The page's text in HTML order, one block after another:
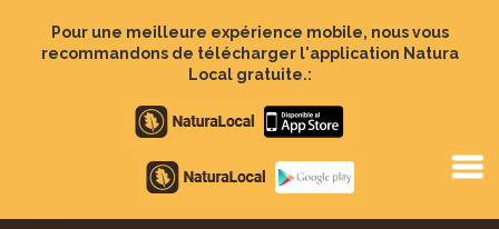
contenu
Pour une meilleure expérience mobile, nous vous
recommandons de télécharger l'application Natura
Local gratuite.:
Apple
store
Google
Play